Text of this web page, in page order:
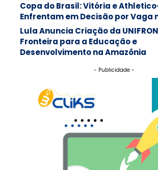
Copa do Brasil: Vitória e
Enfrentam em Decisão por Vaga
Lula Anuncia Criação da
Fronteira para a Educação e
Desenvolvimento na Amazônia
- Publicidade -